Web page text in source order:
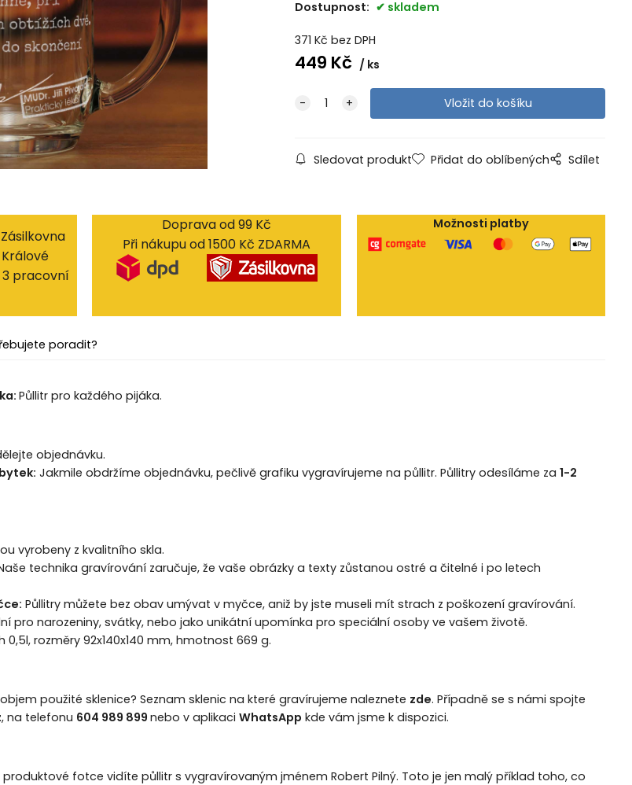
Dostupnost: skladem
371 Kč bez DPH
449 Kč ks
Sledovat produkt Přidat do oblíbených Sdílet
3 pracovní
Doprava od 99 Kč
Při nákupu od 1500 Kč ZDARMA
Možnosti platby
poradit?
Půllitr pro každého pijáka.
objednávku.
Jakmile obdržíme objednávku, pečlivě grafiku vygravírujeme na půllitr. Půllitry odesíláme za 1-2
vyrobeny z kvalitního skla.
technika gravírování zaručuje, že vaše obrázky a texty zůstanou ostré a čitelné i po letech
Půllitry můžete bez obav umývat v myčce, aniž by jste museli mít strach z poškození gravírování.
pro narozeniny, svátky, nebo jako unikátní upomínka pro speciální osoby ve vašem životě.
0,5l, rozměry 92x140x140 mm, hmotnost 669 g.
použité sklenice? Seznam sklenic na které gravírujeme naleznete zde. Případně se s námi spojte
, na telefonu 604 989 899 nebo v aplikaci WhatsApp kde vám jsme k dispozici.
produktové fotce vidíte půllitr s vygravírovaným jménem Robert Pilný. Toto je jen malý příklad toho, co